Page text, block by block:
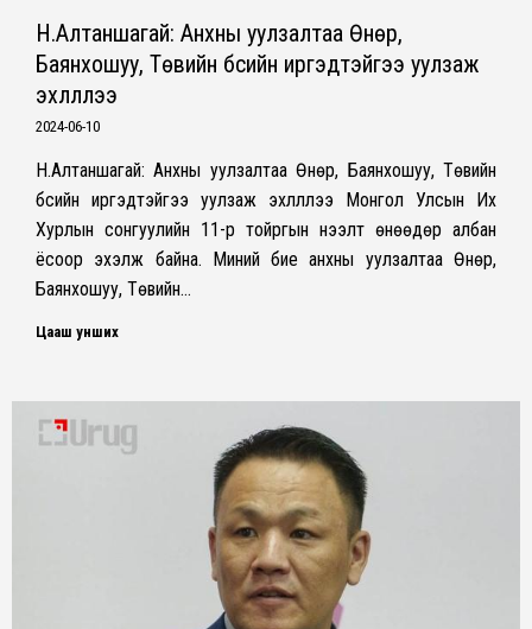
Н.Алтаншагай: Анхны уулзалтаа Өнөр,
Баянхошуу, Төвийн бүсийн иргэдтэйгээ уулзаж
эхлүүллээ
2024-06-10
Н.Алтаншагай: Анхны уулзалтаа Өнөр, Баянхошуу, Төвийн
бүсийн иргэдтэйгээ уулзаж эхлүүллээ Монгол Улсын Их
Хурлын сонгуулийн 11-р тойргын нээлт өнөөдөр албан
ёсоор эхэлж байна. Миний бие анхны уулзалтаа Өнөр,
Баянхошуу, Төвийн…
Цааш унших